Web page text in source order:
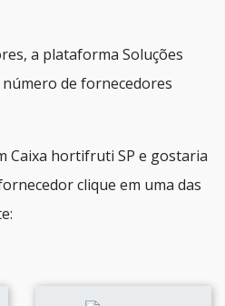
a plataforma Soluções
de fornecedores
Caixa hortifruti SP e gostaria
clique em uma das